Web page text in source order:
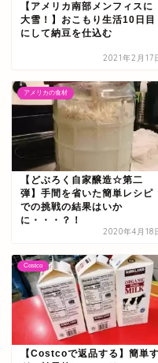
【アメリカ南部メンフィスに
大雪！】おこもり生活10日目
にして納豆を仕込む
2021年2月17
アメリカの食材
【どぶろく自家醸造☆第二
弾】手間を省いた簡単レシピ
での挑戦の結果はいか
に・・・？！
2020年4月18
Costco
【Costcoで返品する】簡単す